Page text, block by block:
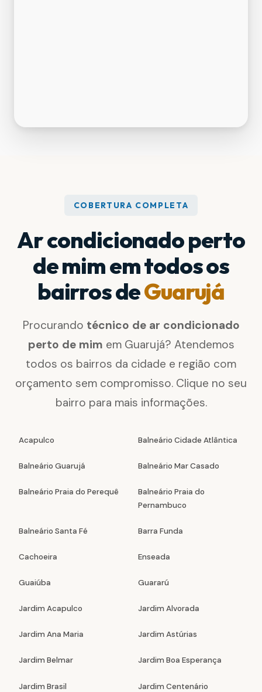
COBERTURA COMPLETA
Ar condicionado perto
de mim em todos os
bairros deGuarujá
Procurando técnico de ar condicionado
perto de mim em Guarujá? Atendemos
todos os bairros da cidade e região com
orçamento sem compromisso. Clique no seu
bairro para mais informações.
Acapulco Balneário Cidade Atlântica
Balneário Guarujá Balneário Mar Casado
Balneário Praia do Perequê
Balneário Praia do
Pernambuco
Balneário Santa Fé Barra Funda
Cachoeira Enseada
Guaiúba Guararú
Jardim Acapulco Jardim Alvorada
Jardim Ana Maria Jardim Astúrias
Jardim Belmar Jardim Boa Esperança
Jardim Brasil Jardim Centenário